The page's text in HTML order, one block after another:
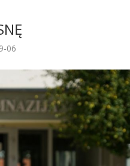
06